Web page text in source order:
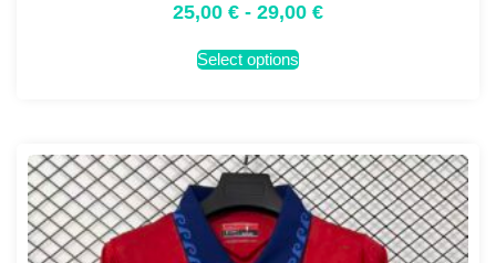
25,00 € - 29,00 €
Select options